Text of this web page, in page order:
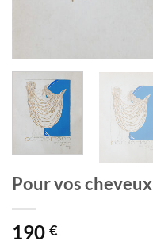
Pour vos cheveux
190 €